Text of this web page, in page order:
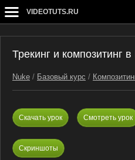
VIDEOTUTS.RU
Трекинг и композитинг
Nuke / Базовый курс /
Скачать урок Смотреть урок
Скриншоты